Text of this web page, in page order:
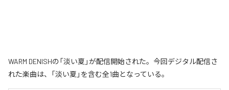
WARM DENISHの「淡い夏」が配信開始された。今回デジタル配信さ
れた楽曲は、「淡い夏」を含む全1曲となっている。